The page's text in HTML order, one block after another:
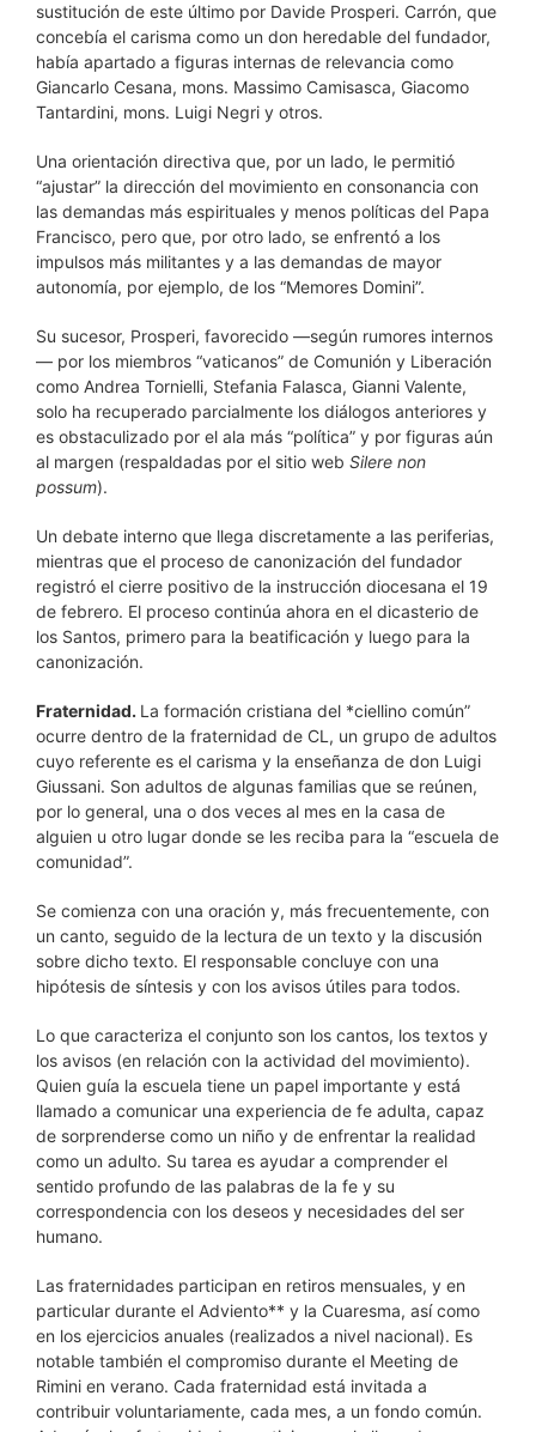
sustitución de este último por Davide Prosperi. Carrón, que
concebía el carisma como un don heredable del fundador,
había apartado a figuras internas de relevancia como
Giancarlo Cesana, mons. Massimo Camisasca, Giacomo
Tantardini, mons. Luigi Negri y otros.
Una orientación directiva que, por un lado, le permitió
“ajustar” la dirección del movimiento en consonancia con
las demandas más espirituales y menos políticas del Papa
Francisco, pero que, por otro lado, se enfrentó a los
impulsos más militantes y a las demandas de mayor
autonomía, por ejemplo, de los “Memores Domini”.
Su sucesor, Prosperi, favorecido —según rumores internos
— por los miembros “vaticanos” de Comunión y Liberación
como Andrea Tornielli, Stefania Falasca, Gianni Valente,
solo ha recuperado parcialmente los diálogos anteriores y
es obstaculizado por el ala más “política” y por figuras aún
al margen (respaldadas por el sitio web Silere non
possum).
Un debate interno que llega discretamente a las periferias,
mientras que el proceso de canonización del fundador
registró el cierre positivo de la instrucción diocesana el 19
de febrero. El proceso continúa ahora en el dicasterio de
los Santos, primero para la beatificación y luego para la
canonización.
Fraternidad. La formación cristiana del *ciellino común”
ocurre dentro de la fraternidad de CL, un grupo de adultos
cuyo referente es el carisma y la enseñanza de don Luigi
Giussani. Son adultos de algunas familias que se reúnen,
por lo general, una o dos veces al mes en la casa de
alguien u otro lugar donde se les reciba para la “escuela de
comunidad”.
Se comienza con una oración y, más frecuentemente, con
un canto, seguido de la lectura de un texto y la discusión
sobre dicho texto. El responsable concluye con una
hipótesis de síntesis y con los avisos útiles para todos.
Lo que caracteriza el conjunto son los cantos, los textos y
los avisos (en relación con la actividad del movimiento).
Quien guía la escuela tiene un papel importante y está
llamado a comunicar una experiencia de fe adulta, capaz
de sorprenderse como un niño y de enfrentar la realidad
como un adulto. Su tarea es ayudar a comprender el
sentido profundo de las palabras de la fe y su
correspondencia con los deseos y necesidades del ser
humano.
Las fraternidades participan en retiros mensuales, y en
particular durante el Adviento** y la Cuaresma, así como
en los ejercicios anuales (realizados a nivel nacional). Es
notable también el compromiso durante el Meeting de
Rimini en verano. Cada fraternidad está invitada a
contribuir voluntariamente, cada mes, a un fondo común.